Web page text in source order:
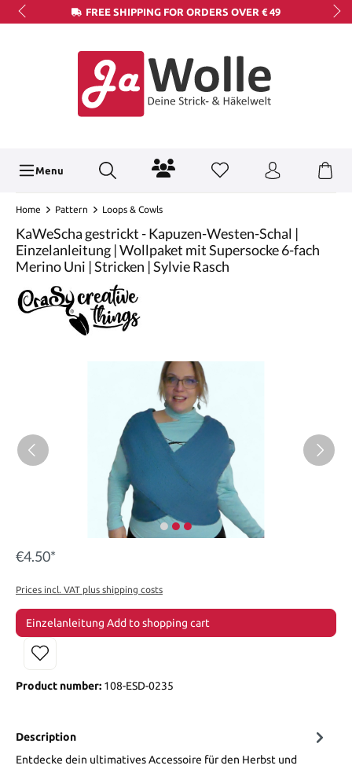
FREE SHIPPING FOR ORDERS OVER € 49
Menu
Home Pattern Loops & Cowls
KaWeScha gestrickt - Kapuzen-Westen-Schal |
Einzelanleitung | Wollpaket mit Supersocke 6-fach
Merino Uni | Stricken | Sylvie Rasch
€4.50*
Prices incl. VAT plus shipping costs
Einzelanleitung Add to shopping cart
Product number: 108-ESD-0235
Description
Entdecke dein ultimatives Accessoire für den Herbst und